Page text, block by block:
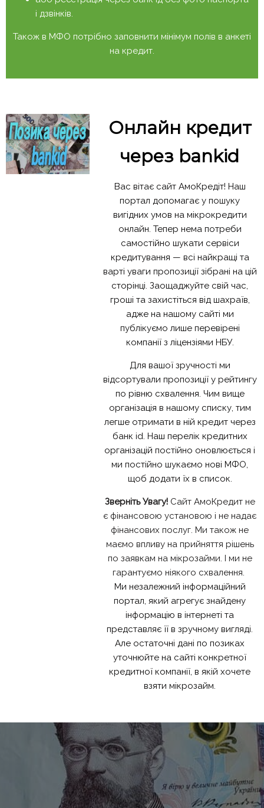
і дзвінків.
Також в МФО потрібно заповнити мінімум полів в анкеті
на кредит.
Онлайн кредит
через bankid
Вас вітає сайт АмоКредіт! Наш
портал допомагає у пошуку
вигідних умов на мікрокредити
онлайн. Тепер нема потреби
самостійно шукати сервіси
кредитування — всі найкращі та
варті уваги пропозиції зібрані на цій
сторінці. Заощаджуйте свій час,
гроші та захистіться від шахраїв,
адже на нашому сайті ми
публікуємо лише перевірені
компанії з ліцензіями НБУ.
Для вашої зручності ми
відсортували пропозиції у рейтингу
по рівню схвалення. Чим вище
організація в нашому списку, тим
легше отримати в ній кредит через
банк id. Наш перелік кредитних
організацій постійно оновлюється і
ми постійно шукаємо нові МФО,
щоб додати їх в список.
Зверніть Увагу! Сайт АмоКредит не
є фінансовою установою і не надає
фінансових послуг. Ми також не
маємо впливу на прийняття рішень
по заявкам на мікрозайми. І ми не
гарантуємо ніякого схвалення.
Ми незалежний інформаційний
портал, який агрегує знайдену
інформацію в інтернеті та
представляє її в зручному вигляді.
Але остаточні дані по позиках
уточнюйте на сайті конкретної
кредитної компанії, в якій хочете
взяти мікрозайм.